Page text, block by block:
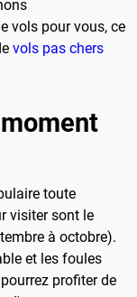
vols pour vous, ce
vols pas chers
toute
visiter sont le
à octobre).
et les foules
profiter de